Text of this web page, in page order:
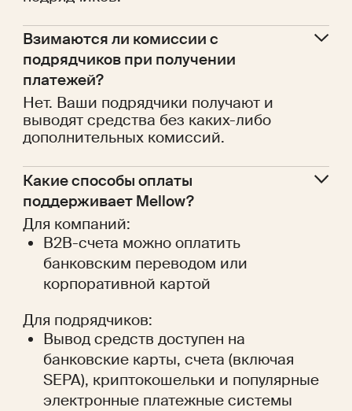
Взимаются ли комиссии с
подрядчиков при получении
платежей?
Нет. Ваши подрядчики получают и
выводят средства без каких-либо
дополнительных комиссий.
Какие способы оплаты
поддерживает Mellow?
Для компаний:
B2B-счета можно оплатить
банковским переводом или
корпоративной картой
Для подрядчиков:
Вывод средств доступен на
банковские карты, счета (включая
SEPA), криптокошельки и популярные
электронные платежные системы